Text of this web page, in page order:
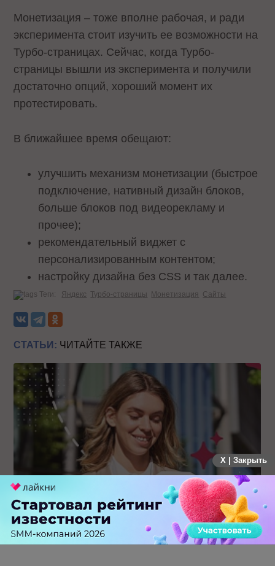
Монетизация – тоже вполне рабочая, и ради
эксперимента стоит изучить ее возможности на
Турбо-страницах. Сейчас, когда Турбо-
страницы вышли из эксперимента и получили
достаточно опций, хороший момент их
протестировать.
В ближайшее время обещают:
улучшить механизм монетизации (быстрое
подключение, нативный дизайн блоков,
больше блоков под видеорекламу и
прочее);
рекомендательный виджет с
персонализированным контентом;
настройку дизайна без CSS и так далее.
Теги: Яндекс Турбо-страницы Монетизация Сайты
СТАТЬИ: ЧИТАЙТЕ ТАКЖЕ
Каким брендам действительно нужны mobile push-
коммуникации, а для кого это – лишняя трата ресурсов
X | Закрыть